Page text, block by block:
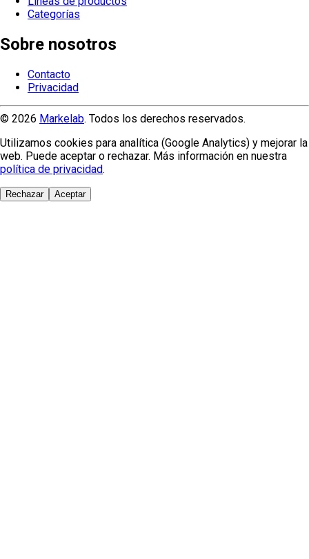
Categorías
Sobre nosotros
Contacto
Privacidad
© 2026 Markelab. Todos los derechos reservados.
Utilizamos cookies para analítica (Google Analytics) y mejorar la
web. Puede aceptar o rechazar. Más información en nuestra
política de privacidad.
Rechazar Aceptar